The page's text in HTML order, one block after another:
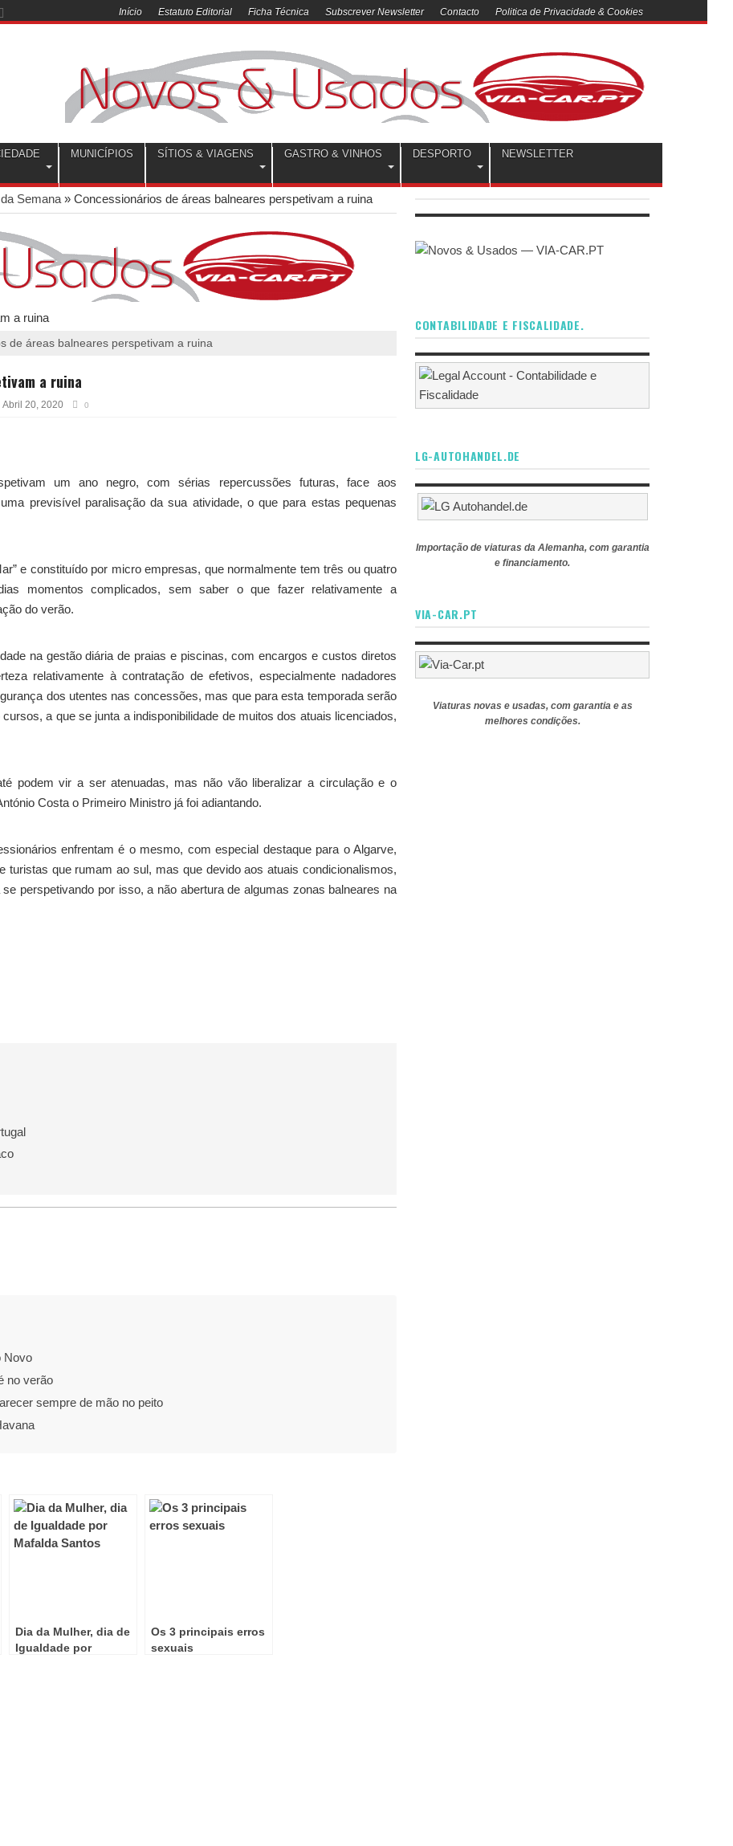
Início Estatuto Editorial Ficha Técnica Subscrever Newsletter Contacto Politica de Privacidade & Cookies
MUNICÍPIOS SÍTIOS & VIAGENS GASTRO & VINHOS DESPORTO NEWSLETTER
Semana » Concessionários de áreas balneares perspetivam a ruina
de áreas balneares perspetivam a ruina
a ruina
Abril 20, 2020 0
um ano negro, com sérias repercussões futuras, face aos
previsível paralisação da sua atividade, o que para estas pequenas
e constituído por micro empresas, que normalmente tem três ou quatro
momentos complicados, sem saber o que fazer relativamente a
do verão.
na gestão diária de praias e piscinas, com encargos e custos diretos
relativamente à contratação de efetivos, especialmente nadadores
dos utentes nas concessões, mas que para esta temporada serão
a que se junta a indisponibilidade de muitos dos atuais licenciados,
podem vir a ser atenuadas, mas não vão liberalizar a circulação e o
Costa o Primeiro Ministro já foi adiantando.
enfrentam é o mesmo, com especial destaque para o Algarve,
turistas que rumam ao sul, mas que devido aos atuais condicionalismos,
perspetivando por isso, a não abertura de algumas zonas balneares na
Novo
no verão
sempre de mão no peito
Dia da Mulher, dia de
Igualdade por
Os 3 principais erros
sexuais
CONTABILIDADE E FISCALIDADE.
LG-AUTOHANDEL.DE
Importação de viaturas da Alemanha, com garantia
e financiamento.
VIA-CAR.PT
Viaturas novas e usadas, com garantia e as
melhores condições.